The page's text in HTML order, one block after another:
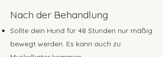
Nach der Behandlung
Sollte dein Hund für 48 Stunden nur mäßig
bewegt werden. Es kann auch zu